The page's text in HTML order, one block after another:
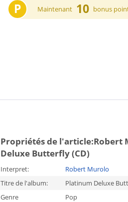
P Maintenant 10 bonus
Propriétés de l'article:Robert
Deluxe Butterfly (CD)
Interpret:
Robert Murolo
Titre de l'album:
Platinum Deluxe
Genre
Pop